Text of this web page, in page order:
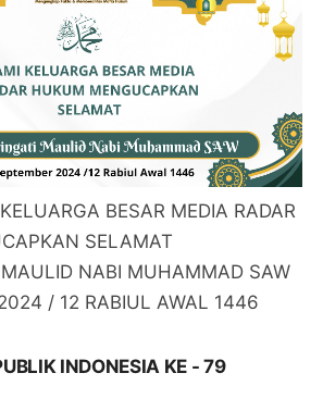
BESAR MEDIA RADAR
SELAMAT
NABI MUHAMMAD SAW
/ 12 RABIUL AWAL 1446
INDONESIA KE - 79